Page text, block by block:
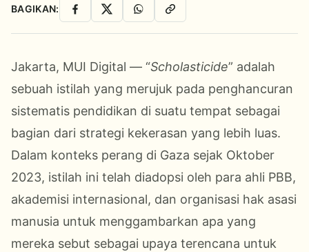
BAGIKAN: Facebook
X WhatsAppSalin Link
Jakarta, MUI Digital — “Scholasticide” adalah
sebuah istilah yang merujuk pada penghancuran
sistematis pendidikan di suatu tempat sebagai
bagian dari strategi kekerasan yang lebih luas.
Dalam konteks perang di Gaza sejak Oktober
2023, istilah ini telah diadopsi oleh para ahli PBB,
akademisi internasional, dan organisasi hak asasi
manusia untuk menggambarkan apa yang
mereka sebut sebagai upaya terencana untuk